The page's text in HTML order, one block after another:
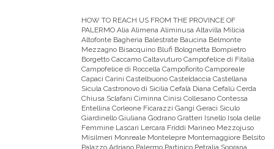
HOW TO REACH US FROM THE PROVINCE OF
PALERMO Alia Alimena Aliminusa Altavilla Milicia
Altofonte Bagheria Balestrate Baucina Belmonte
Mezzagno Bisacquino Blufi Bolognetta Bompietro
Borgetto Caccamo Caltavuturo Campofelice di Fitalia
Campofelice di Roccella Campofiorito Camporeale
Capaci Carini Castelbuono Casteldaccia Castellana
Sicula Castronovo di Sicilia Cefalà Diana Cefalù Cerda
Chiusa Sclafani Ciminna Cinisi Collesano Contessa
Entellina Corleone Ficarazzi Gangi Geraci Siculo
Giardinello Giuliana Godrano Gratteri Isnello Isola delle
Femmine Lascari Lercara Friddi Marineo Mezzojuso
Misilmeri Monreale Montelepre Montemaggiore Belsito
Palazzo Adriano Palermo Partinico Petralia Soprana